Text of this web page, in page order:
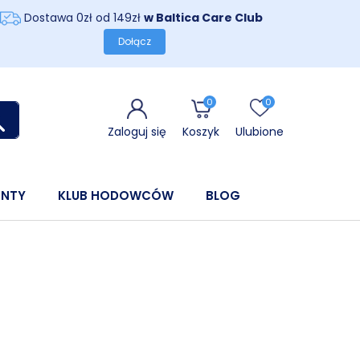
Dostawa 0zł od 149zł w Baltica Care Club
Dołącz
Zaloguj się
0
Koszyk
0
Ulubione
KLUB HODOWCÓW BLOG